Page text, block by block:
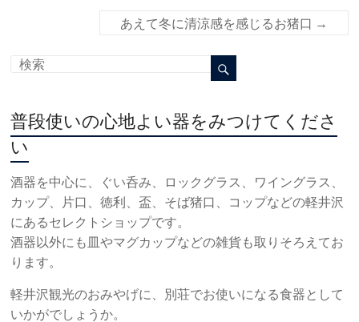
あえて冬に清涼感を感じるお猪口 →
普段使いの心地よい器をみつけてくださ
い
酒器を中心に、ぐい呑み、ロックグラス、ワイングラス、
カップ、片口、徳利、盃、そば猪口、コップなどの軽井沢
にあるセレクトショップです。
酒器以外にも皿やマグカップなどの雑貨も取りそろえてお
ります。
軽井沢観光のおみやげに、別荘でお使いになる食器として
いかがでしょうか。